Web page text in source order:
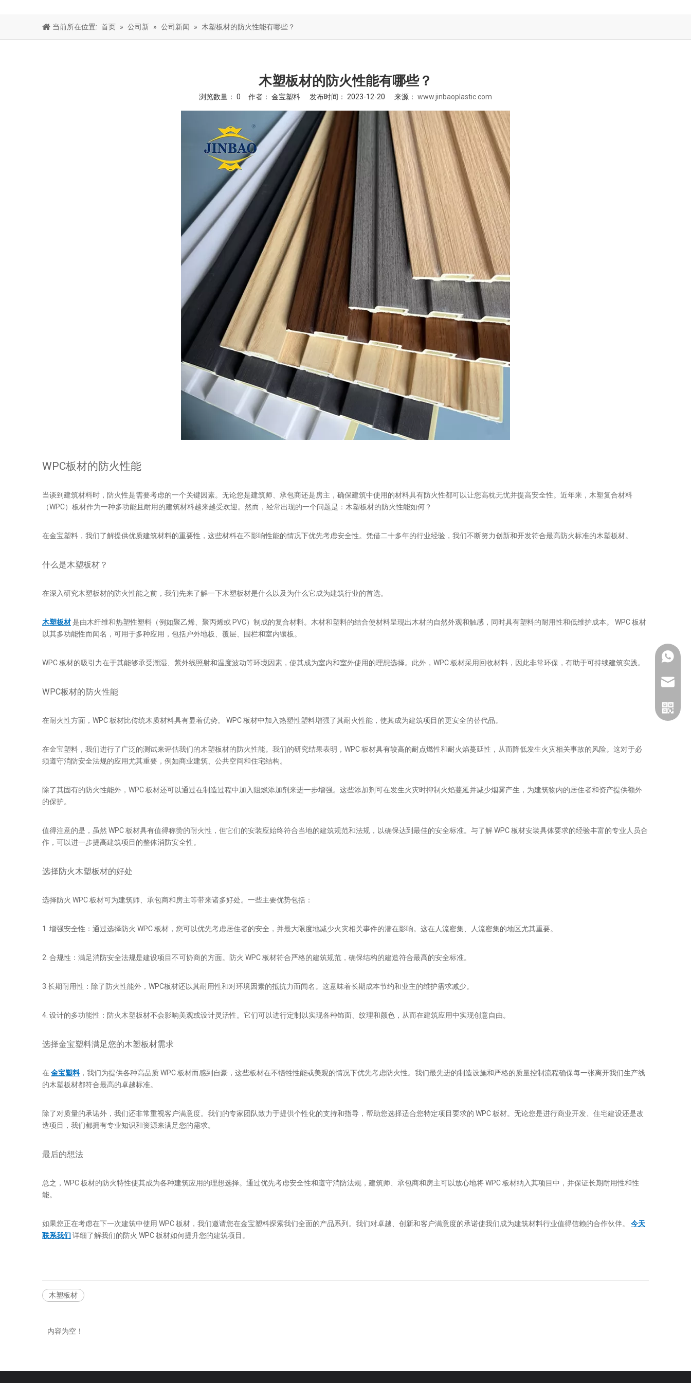
隔音板
当前所在位置: 首页 » 公司新 » 公司新闻 » 木塑板材的防火性能有哪些？
木塑板材的防火性能有哪些？
浏览数量： 0 作者： 金宝塑料 发布时间： 2023-12-20 来源： www.jinbaoplastic.com
WPC板材的防火性能
当谈到建筑材料时，防火性是需要考虑的一个关键因素。无论您是建筑师、承包商还是房主，确保建筑中使用的材料具有防火性都可以让您高枕无忧并提高安全性。近年来，木塑复合材料
（WPC）板材作为一种多功能且耐用的建筑材料越来越受欢迎。然而，经常出现的一个问题是：木塑板材的防火性能如何？
在金宝塑料，我们了解提供优质建筑材料的重要性，这些材料在不影响性能的情况下优先考虑安全性。凭借二十多年的行业经验，我们不断努力创新和开发符合最高防火标准的木塑板材。
什么是木塑板材？
在深入研究木塑板材的防火性能之前，我们先来了解一下木塑板材是什么以及为什么它成为建筑行业的首选。
木塑板材是由木纤维和热塑性塑料（例如聚乙烯、聚丙烯或 PVC）制成的复合材料。木材和塑料的结合使材料呈现出木材的自然外观和触感，同时具有塑料的耐用性和低维护成本。 WPC 板材
以其多功能性而闻名，可用于多种应用，包括户外地板、覆层、围栏和室内镶板。
WPC 板材的吸引力在于其能够承受潮湿、紫外线照射和温度波动等环境因素，使其成为室内和室外使用的理想选择。此外，WPC 板材采用回收材料，因此非常环保，有助于可持续建筑实践。
WPC板材的防火性能
在耐火性方面，WPC 板材比传统木质材料具有显着优势。 WPC 板材中加入热塑性塑料增强了其耐火性能，使其成为建筑项目的更安全的替代品。
在金宝塑料，我们进行了广泛的测试来评估我们的木塑板材的防火性能。我们的研究结果表明，WPC 板材具有较高的耐点燃性和耐火焰蔓延性，从而降低发生火灾相关事故的风险。这对于必
须遵守消防安全法规的应用尤其重要，例如商业建筑、公共空间和住宅结构。
除了其固有的防火性能外，WPC 板材还可以通过在制造过程中加入阻燃添加剂来进一步增强。这些添加剂可在发生火灾时抑制火焰蔓延并减少烟雾产生，为建筑物内的居住者和资产提供额外
的保护。
值得注意的是，虽然 WPC 板材具有值得称赞的耐火性，但它们的安装应始终符合当地的建筑规范和法规，以确保达到最佳的安全标准。与了解 WPC 板材安装具体要求的经验丰富的专业人员合
作，可以进一步提高建筑项目的整体消防安全性。
选择防火木塑板材的好处
选择防火 WPC 板材可为建筑师、承包商和房主等带来诸多好处。一些主要优势包括：
1. 增强安全性：通过选择防火 WPC 板材，您可以优先考虑居住者的安全，并最大限度地减少火灾相关事件的潜在影响。这在人流密集、人流密集的地区尤其重要。
2. 合规性：满足消防安全法规是建设项目不可协商的方面。防火 WPC 板材符合严格的建筑规范，确保结构的建造符合最高的安全标准。
3.长期耐用性：除了防火性能外，WPC板材还以其耐用性和对环境因素的抵抗力而闻名。这意味着长期成本节约和业主的维护需求减少。
4. 设计的多功能性：防火木塑板材不会影响美观或设计灵活性。它们可以进行定制以实现各种饰面、纹理和颜色，从而在建筑应用中实现创意自由。
选择金宝塑料满足您的木塑板材需求
在金宝塑料，我们为提供各种高品质 WPC 板材而感到自豪，这些板材在不牺牲性能或美观的情况下优先考虑防火性。我们最先进的制造设施和严格的质量控制流程确保每一张离开我们生产线
的木塑板材都符合最高的卓越标准。
除了对质量的承诺外，我们还非常重视客户满意度。我们的专家团队致力于提供个性化的支持和指导，帮助您选择适合您特定项目要求的 WPC 板材。无论您是进行商业开发、住宅建设还是改
造项目，我们都拥有专业知识和资源来满足您的需求。
最后的想法
总之，WPC 板材的防火特性使其成为各种建筑应用的理想选择。通过优先考虑安全性和遵守消防法规，建筑师、承包商和房主可以放心地将 WPC 板材纳入其项目中，并保证长期耐用性和性
能。
如果您正在考虑在下一次建筑中使用 WPC 板材，我们邀请您在金宝塑料探索我们全面的产品系列。我们对卓越、创新和客户满意度的承诺使我们成为建筑材料行业值得信赖的合作伙伴。 今天
联系我们 详细了解我们的防火 WPC 板材如何提升您的建筑项目。
木塑板材
内容为空！